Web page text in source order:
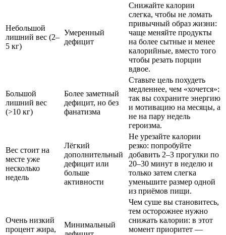
Небольшой
лишний вес (2–
5 кг)
Умеренный
дефицит
Снижайте калории
слегка, чтобы не ломать
привычный образ жизни:
чаще меняйте продукты
на более сытные и менее
калорийные, вместо того
чтобы резать порции
вдвое.
Большой
лишний вес
(>10 кг)
Более заметный
дефицит, но без
фанатизма
Ставьте цель похудеть
медленнее, чем «хочется»:
так вы сохраните энергию
и мотивацию на месяцы, а
не на пару недель
героизма.
Вес стоит на
месте уже
несколько
недель
Лёгкий
дополнительный
дефицит или
больше
активности
Не урезайте калории
резко: попробуйте
добавить 2–3 прогулки по
20–30 минут в неделю и
только затем слегка
уменьшите размер одной
из приёмов пищи.
Очень низкий
процент жира,
Минимальный
Чем суше вы становитесь,
тем осторожнее нужно
снижать калории: в этот
момент приоритет —